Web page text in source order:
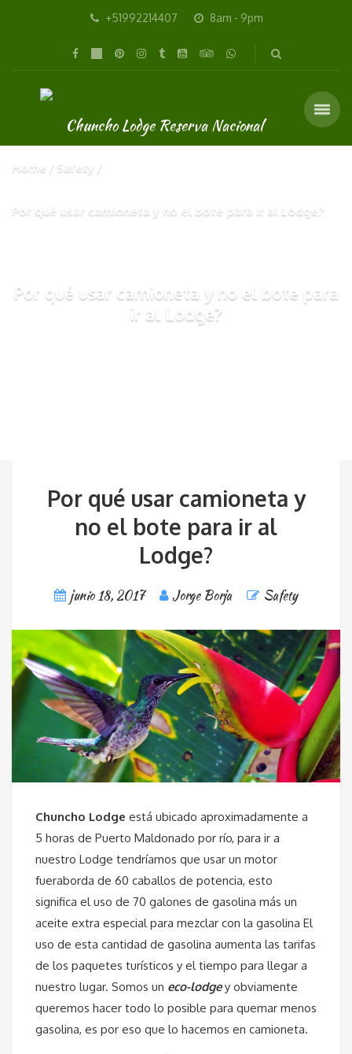
+51992214407 8am - 9pm
Home Safety
Por qué usar camioneta y no el bote para ir al Lodge?
Por qué usar camioneta y no el bote para
ir al Lodge?
Por qué usar camioneta y
no el bote para ir al
Lodge?
junio 18, 2017 Jorge Borja Safety
Chuncho Lodge está ubicado aproximadamente a
5 horas de Puerto Maldonado por río, para ir a
nuestro Lodge tendríamos que usar un motor
fueraborda de 60 caballos de potencia, esto
significa el uso de 70 galones de gasolina más un
aceite extra especial para mezclar con la gasolina El
uso de esta cantidad de gasolina aumenta las tarifas
de los paquetes turísticos y el tiempo para llegar a
nuestro lugar. Somos un eco-lodgey obviamente
queremos hacer todo lo posible para quemar menos
gasolina, es por eso que lo hacemos en camioneta.